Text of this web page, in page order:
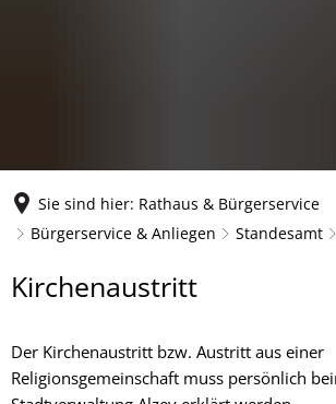
Sie sind hier: Rathaus & Bürgerservice
Bürgerservice & Anliegen
Standesamt
Kirchenaustritt
Kirchenaustritt
Der Kirchenaustritt bzw. Austritt aus einer
Religionsgemeinschaft muss persönlich